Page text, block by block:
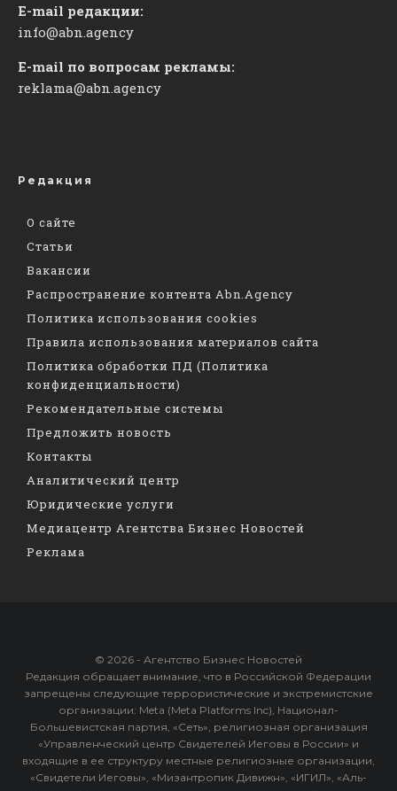
E-mail редакции:
info@abn.agency
E-mail по вопросам рекламы:
reklama@abn.agency
Редакция
О сайте
Статьи
Вакансии
Распространение контента Abn.Agency
Политика использования cookies
Правила использования материалов сайта
Политика обработки ПД (Политика
конфиденциальности)
Рекомендательные системы
Предложить новость
Контакты
Аналитический центр
Юридические услуги
Медиацентр Агентства Бизнес Новостей
Реклама
© 2026 - Агентство Бизнес Новостей
Редакция обращает внимание, что в Российской Федерации
запрещены следующие террористические и экстремистские
организации: Meta (Meta Platforms Inc), Национал-
Большевистская партия, «Сеть», религиозная организация
«Управленческий центр Свидетелей Иеговы в России» и
входящие в ее структуру местные религиозные организации,
«Свидетели Иеговы», «Мизантропик Дивижн», «ИГИЛ», «Аль-